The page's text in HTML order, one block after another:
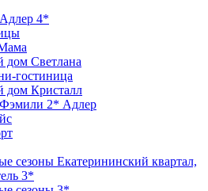
4*
дом Светлана
гостиница
дом Кристалл
2* Адлер
сезоны Екатерининский квартал,
3*